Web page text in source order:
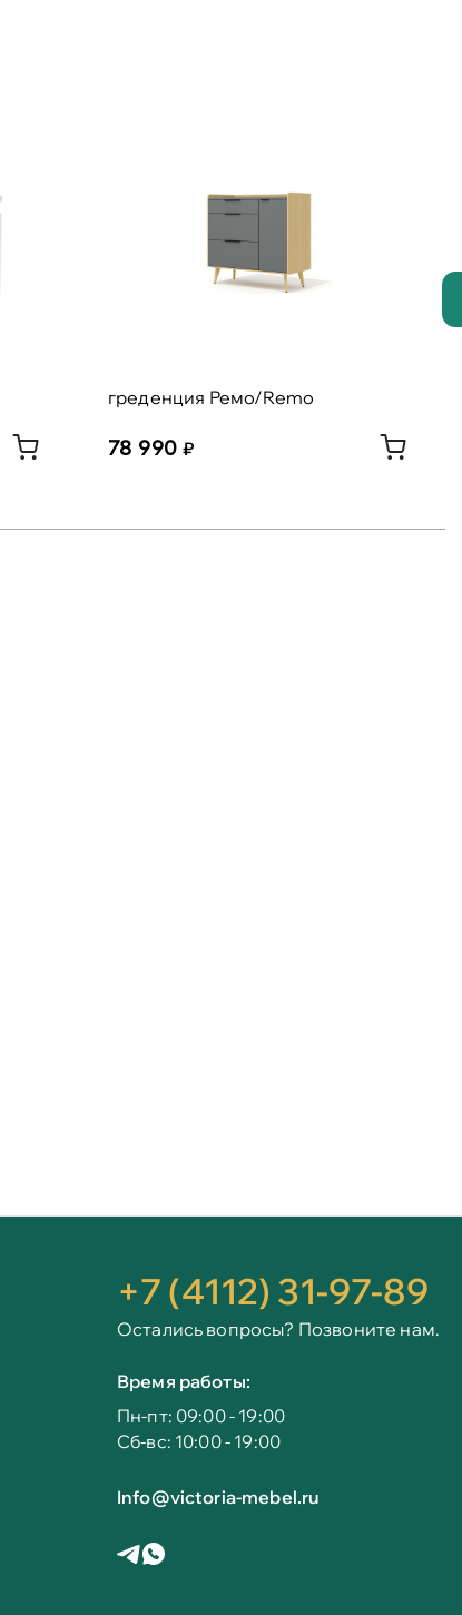
греденция Ремо/Remo
78 990
+7 (4112) 31-97-89
Остались вопросы? Позвоните нам.
Время работы:
Пн-пт: 09:00 - 19:00
Сб-вс: 10:00 - 19:00
Info@victoria-mebel.ru